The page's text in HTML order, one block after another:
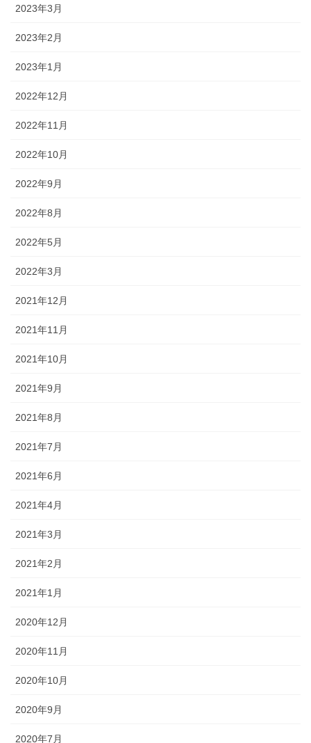
2023年3月
2023年2月
2023年1月
2022年12月
2022年11月
2022年10月
2022年9月
2022年8月
2022年5月
2022年3月
2021年12月
2021年11月
2021年10月
2021年9月
2021年8月
2021年7月
2021年6月
2021年4月
2021年3月
2021年2月
2021年1月
2020年12月
2020年11月
2020年10月
2020年9月
2020年7月